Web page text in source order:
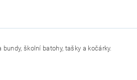
školní batohy, tašky a kočárky.